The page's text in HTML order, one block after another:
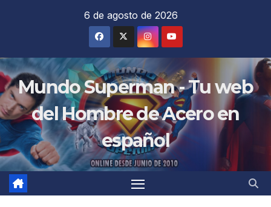
6 de agosto de 2026
Mundo Superman - Tu web
del Hombre de Acero en
español